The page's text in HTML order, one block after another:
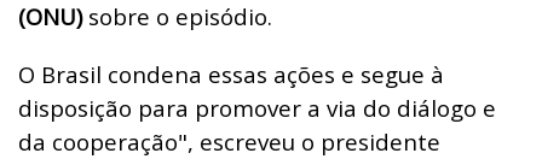
(ONU) sobre o episódio.
O Brasil condena essas ações e segue à
disposição para promover a via do diálogo e
da cooperação", escreveu o presidente